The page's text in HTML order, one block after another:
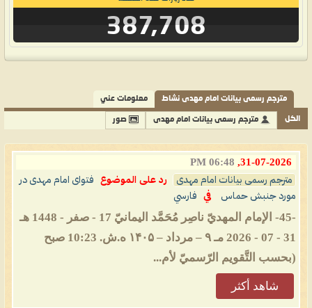
387,708
مترجم رسمی بیانات امام مهدی نشاط معلومات عني
الكل مترجم رسمی بیانات امام مهدی صور
31-07-2026,
06:48 PM
مترجم رسمی بیانات امام مهدی رد على الموضوع
فتوای امام مهدی در
مورد جنبش حماس
في فارسي
-45- الإمام المهديّ ناصِر مُحَمَّد اليمانيّ 17 - صفر - 1448 هـ
31 - 07 - 2026 مـ ۹ – مرداد – ۱۴۰۵ ه.ش. 10:23 صبح
(بحسب التَّقويم الرّسميّ لأم...
شاهد أكثر